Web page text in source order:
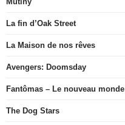
La fin d’Oak Street
La Maison de nos rêves
Avengers: Doomsday
Fantômas – Le nouveau monde
The Dog Stars